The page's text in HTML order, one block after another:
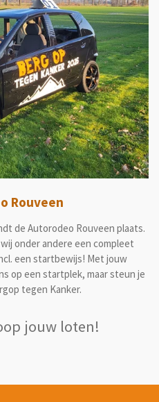
Rouveen
de Autorodeo Rouveen plaats.
onder andere een compleet
een startbewijs! Met jouw
op een startplek, maar steun je
tegen Kanker.
jouw loten!